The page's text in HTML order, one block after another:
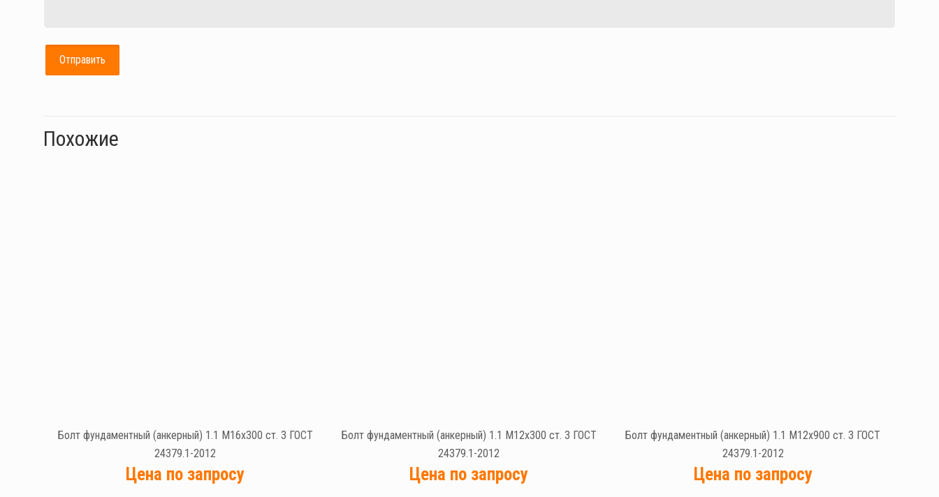
Похожие
Болт фундаментный (анкерный) 1.1 М16х300 ст. 3 ГОСТ
24379.1-2012
Цена по запросу
Болт фундаментный (анкерный) 1.1 М12х300 ст. 3 ГОСТ
24379.1-2012
Цена по запросу
Болт фундаментный (анкерный) 1.1 М12х900 ст. 3 ГОСТ
24379.1-2012
Цена по запросу